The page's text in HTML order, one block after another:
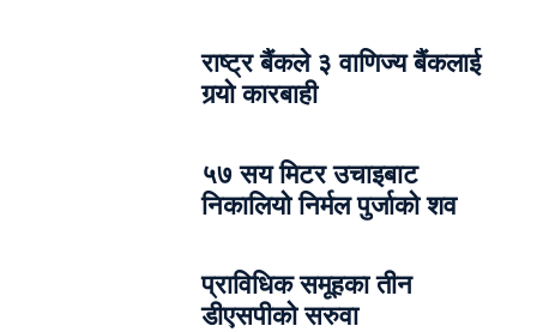
राष्ट्र बैंकले ३ वाणिज्य बैंकलाई
गर्‍यो कारबाही
५७ सय मिटर उचाइबाट
निकालियो निर्मल पुर्जाको शव
प्राविधिक समूहका तीन
डीएसपीको सरुवा